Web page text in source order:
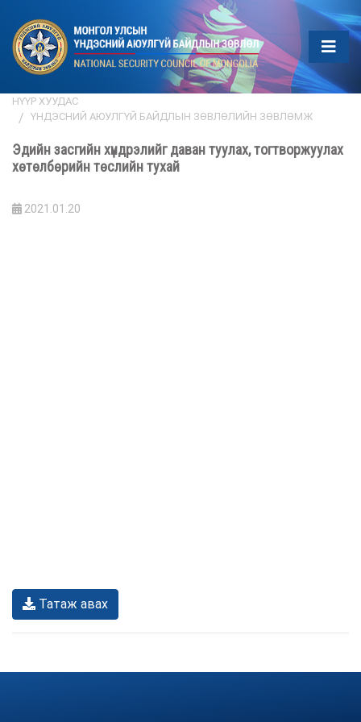
НҮҮР ХУУДАС
ҮНДЭСНИЙ АЮУЛГҮЙ БАЙДЛЫН ЗӨВЛӨЛИЙН ЗӨВЛӨМЖ
Эдийн засгийн хүндрэлийг даван туулах, тогтворжуулах
хөтөлбөрийн төслийн тухай
2021.01.20
Татаж авах